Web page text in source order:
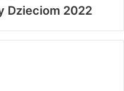
Dzieciom 2022